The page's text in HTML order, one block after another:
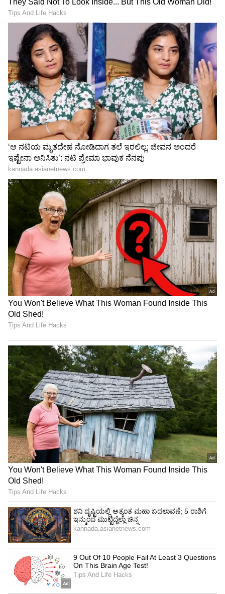
ಯೋಚಿಸುತ್ತಿರುವವರಿಗೆ ಇದು ಸುವರ್ಣಾವಕಾಶ. ನಿಮ್ಮ
ಧೈರ್ಯ ಮತ್ತು ಆತ್ಮವಿಶ್ವಾಸ ಹಲವು ಪಟ್ಟು ಹೆಚ್ಚಾಗುತ್ತದೆ.
3
5
Image Credit : Others
ವೃಷಭ ರಾಶಿ
ವೃಷಭ ರಾಶಿಯವರಿಗೆ ಅವಿಟ್ಟಂ ನಕ್ಷತ್ರದಲ್ಲಿ ರಾಹುವಿನ
ಸಂಚಾರವು ಭಾಗ್ಯ ಸ್ಥಾನವನ್ನು (9ನೇ ಮನೆ) ಬಲಪಡಿಸುತ್ತದೆ.
ಅದೃಷ್ಟ ನಿಮ್ಮ ಕಡೆ ಇರುವ ಸಮಯವಿದು. ಬಹಳ ದಿನಗಳಿಂದ
ವಿದೇಶಕ್ಕೆ ಹೋಗಲು ಪ್ರಯತ್ನಿಸುತ್ತಿದ್ದವರಿಗೆ ವೀಸಾ,
ಉದ್ಯೋಗಾವಕಾಶ ಎಲ್ಲವೂ ಅನುಕೂಲಕರವಾಗಿ ಸಿಗಲಿದೆ.
ದೂರದ ಪ್ರಯಾಣದ ಮೂಲಕ ದೊಡ್ಡ ಮೊತ್ತದ ಹಣ ಗಳಿಸುವ
ಅವಕಾಶವಿದೆ. ಸಮಾಜದಲ್ಲಿ ನಿಮ್ಮ ಮೌಲ್ಯ ಮತ್ತು ಗೌರವ
ಹೆಚ್ಚಾಗುತ್ತದೆ. ಪೂರ್ವಜರ ಆಸ್ತಿಯಿಂದ ಹಠಾತ್ ಹಣ ಬರುವ
ಸಾಧ್ಯತೆಯಿದೆ. ಪ್ರಭಾವಿ ವ್ಯಕ್ತಿಗಳ ಸ್ನೇಹದಿಂದ ನಿಮ್ಮ
ಸ್ಥಾನಮಾನ ಹೆಚ್ಚಾಗುತ್ತದೆ.